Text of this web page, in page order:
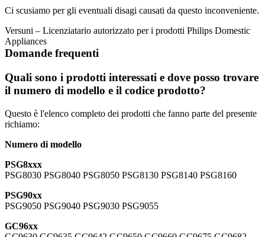
Ci scusiamo per gli eventuali disagi causati da questo inconveniente.
Versuni – Licenziatario autorizzato per i prodotti Philips Domestic
Appliances
Domande frequenti
Quali sono i prodotti interessati e dove posso trovare
il numero di modello e il codice prodotto?
Questo è l'elenco completo dei prodotti che fanno parte del presente
richiamo:
Numero di modello
PSG8xxx
PSG8030 PSG8040 PSG8050 PSG8130 PSG8140 PSG8160
PSG90xx
PSG9050 PSG9040 PSG9030 PSG9055
GC96xx